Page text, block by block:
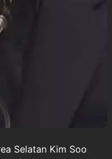
Selatan Kim Soo